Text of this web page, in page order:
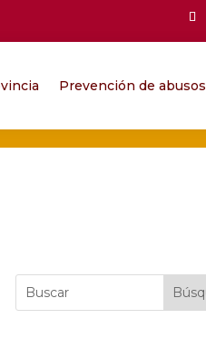
Prevención de abusos